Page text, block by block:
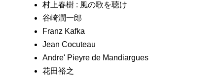
村上春樹 : 風の歌を聴け
谷崎潤一郎
Franz Kafka
Jean Cocuteau
Andre' Pieyre de Mandiargues
花田裕之